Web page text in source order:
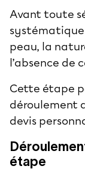
Avant toute
peau, la
l’absence de
Cette étape
déroulement
devis
étape